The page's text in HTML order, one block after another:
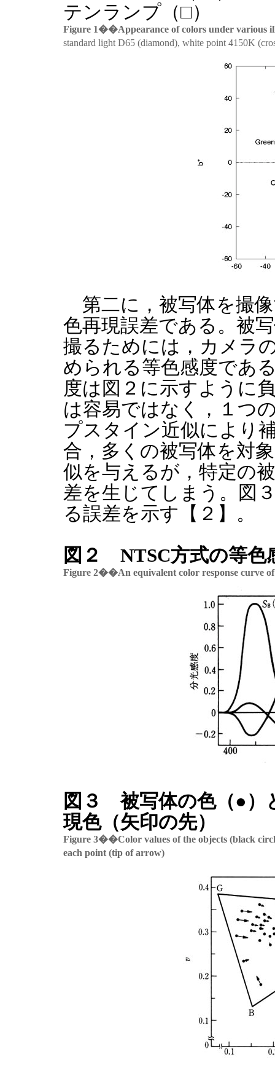
テンランプ（□）
Figure 1��Appearance of colors under various
standard light D65 (diamond), white point 4150K
第二に，被写体を撮
色再現誤差である。被
撮るためには，カメラ
められる等色感度であ
度は図２に示すように
は容易ではなく，１つ
プスタイン近似により
合，多くの被写体を対
似を与えるが，特定の
差を生じてしまう。図
る誤差を示す【２】。
図２ NTSC方式の等色
Figure 2��An equivalent color response curve
図３ 被写体の色（●）
現色（矢印の先）
Figure 3��Color values of the objects (black
each point (tip of arrow)